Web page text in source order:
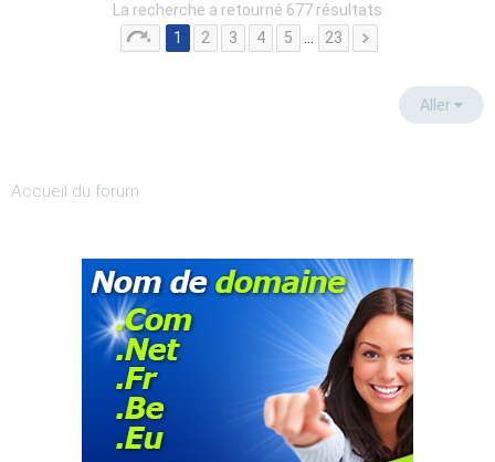
La recherche a retourné 677 résultats
1
2 3 4 5 23
Aller
Accueil du forum